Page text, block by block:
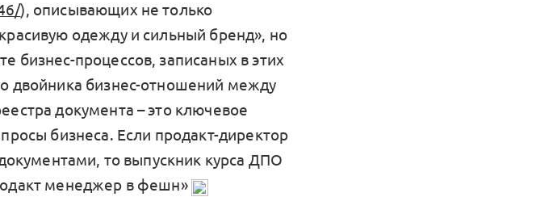
), описывающих не только
одежду и сильный бренд», но
бизнес-процессов, записаных в этих
двойника бизнес-отношений между
документа – это ключевое
бизнеса. Если продакт-директор
то выпускник курса ДПО
менеджер в фешн»